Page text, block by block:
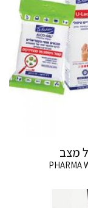
מצב